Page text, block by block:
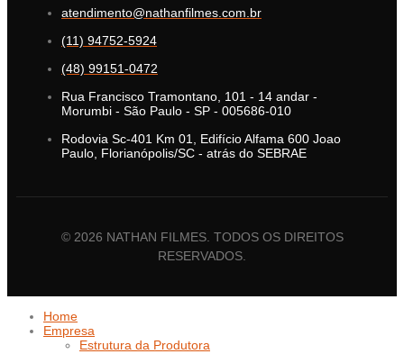
atendimento@nathanfilmes.com.br
(11) 94752-5924
(48) 99151-0472
Rua Francisco Tramontano, 101 - 14 andar -
Morumbi - São Paulo - SP - 005686-010
Rodovia Sc-401 Km 01, Edifício Alfama 600 Joao
Paulo, Florianópolis/SC - atrás do SEBRAE
© 2026 NATHAN FILMES. TODOS OS DIREITOS
RESERVADOS.
Home
Empresa
Estrutura da Produtora